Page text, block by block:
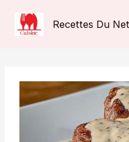
contenu
Recettes Du Net